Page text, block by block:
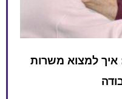
איך למצוא משרות